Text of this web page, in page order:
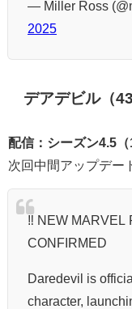
— Miller Ross
2025
デアデビル（43
配信：シーズン4.5（
次回中間アップデー
‼️ NEW MARVEL
CONFIRMED
Daredevil is
character,